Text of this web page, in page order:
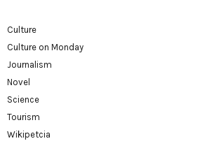
Culture
Culture on Monday
Journalism
Novel
Science
Tourism
Wikipetcia